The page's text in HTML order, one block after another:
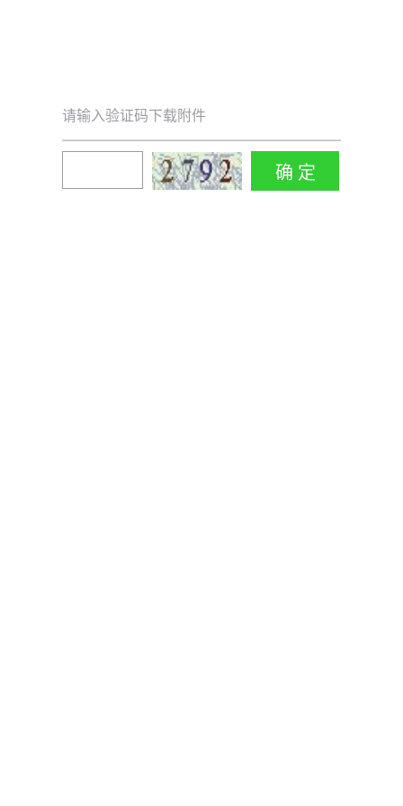
请输入验证码下载附件